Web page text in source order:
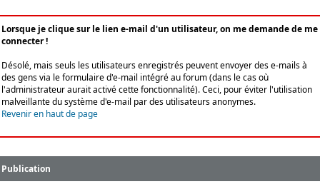
Lorsque je clique sur le lien e-mail d'un utilisateur, on me demande de me
connecter !
Désolé, mais seuls les utilisateurs enregistrés peuvent envoyer des e-mails à
des gens via le formulaire d'e-mail intégré au forum (dans le cas où
l'administrateur aurait activé cette fonctionnalité). Ceci, pour éviter l'utilisation
malveillante du système d'e-mail par des utilisateurs anonymes.
Revenir en haut de page
Publication